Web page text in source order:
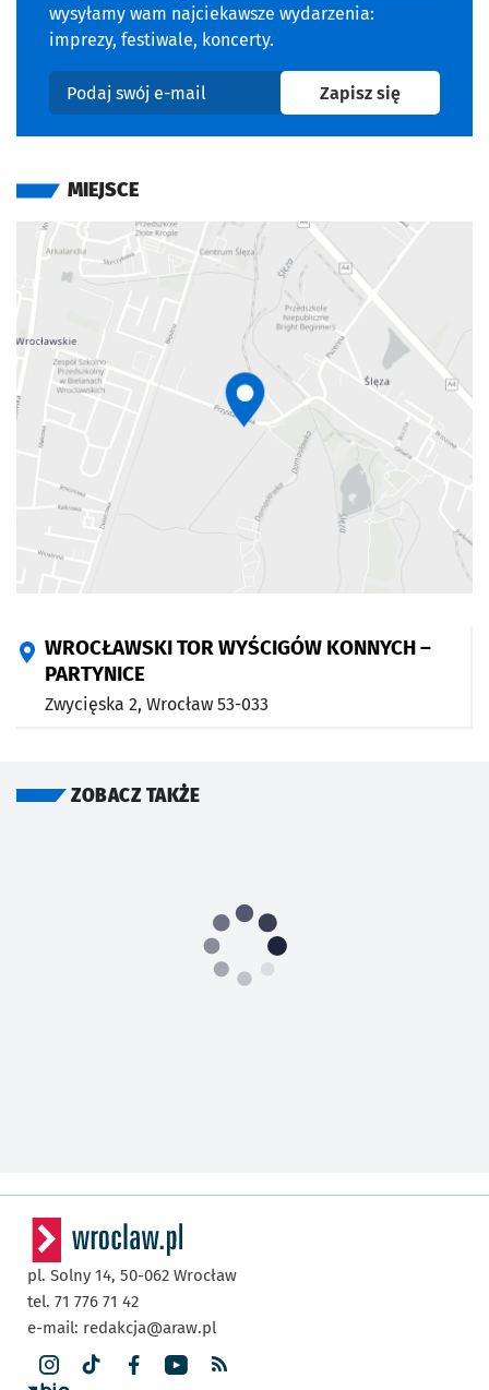
wysyłamy wam najciekawsze wydarzenia:
imprezy, festiwale, koncerty.
Podaj swój e-mail
Zapisz sięna
MIEJSCE
WROCŁAWSKI TOR WYŚCIGÓW KONNYCH –
PARTYNICE
Zwycięska 2, Wrocław 53-033
ZOBACZ TAKŻE
pl. Solny 14, 50-062 Wrocław
tel. 71 776 71 42
e-mail: redakcja@araw.pl